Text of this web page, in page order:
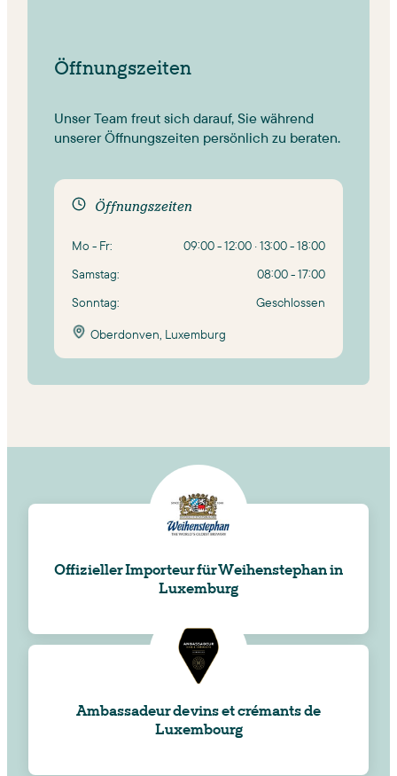
Öffnungszeiten
Unser Team freut sich darauf, Sie während
unserer Öffnungszeiten persönlich zu beraten.
Öffnungszeiten
Mo - Fr:
09:00 - 12:00 · 13:00 - 18:00
Samstag:
08:00 - 17:00
Sonntag:
Geschlossen
Oberdonven, Luxemburg
Offizieller Importeur für Weihenstephan in
Luxemburg
Ambassadeur de vins et crémants de
Luxembourg